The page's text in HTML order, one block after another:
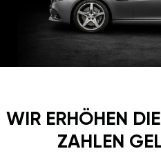
WIR ERHÖHEN
ZAHLEN